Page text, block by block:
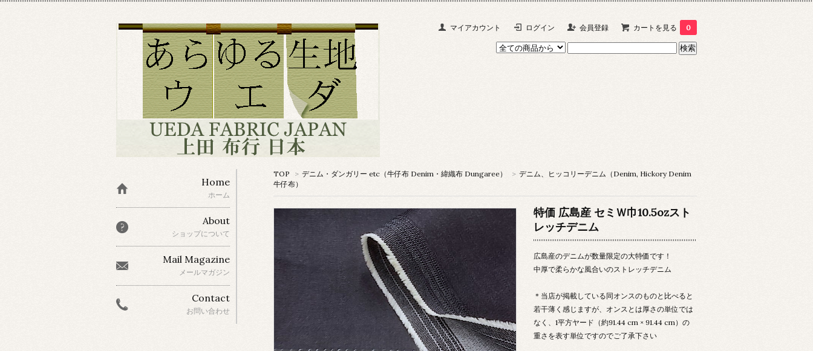
マイアカウント ログイン 会員登録 カートを見る 0
TOP > デニム・ダンガリー etc（牛仔布 Denim・緯織布 Dungaree） > デニム、ヒッコリーデニム（Denim, Hickory Denim
牛仔布）
特価 広島産 セミＷ巾10.5ozスト
レッチデニム
広島産のデニムが数量限定の大特価です！
中厚で柔らかな風合いのストレッチデニム
＊当店が掲載している同オンスのものと比べると
若干薄く感じますが、オンスとは厚さの単位では
なく、1平方ヤード（約91.44 cm × 91.44 cm）の
重さを表す単位ですのでご了承下さい
Home
ホーム
About
ショップについて
Mail Magazine
メールマガジン
Contact
お問い合わせ